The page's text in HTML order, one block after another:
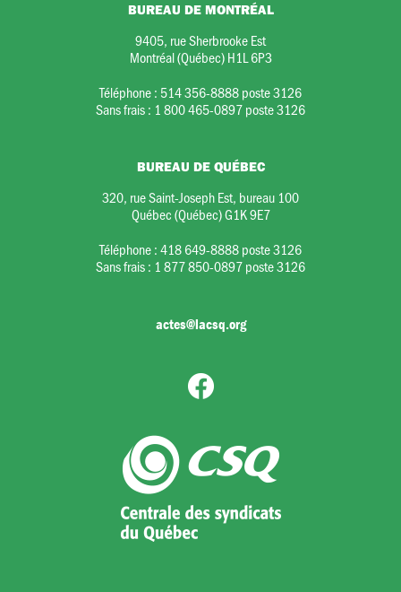
BUREAU DE MONTRÉAL
9405, rue Sherbrooke Est
Montréal (Québec) H1L 6P3
Téléphone : 514 356-8888 poste 3126
Sans frais : 1 800 465-0897 poste 3126
BUREAU DE QUÉBEC
320, rue Saint-Joseph Est, bureau 100
Québec (Québec) G1K 9E7
Téléphone :418 649-8888 poste 3126
Sans frais : 1 877 850-0897 poste 3126
actes@lacsq.org